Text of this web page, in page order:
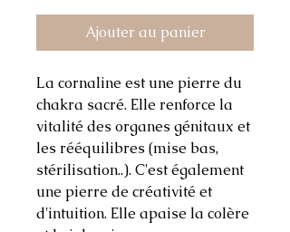
Ajouter au panier
La cornaline est une pierre du
chakra sacré. Elle renforce la
vitalité des organes génitaux et
les rééquilibres (mise bas,
stérilisation..). C'est également
une pierre de créativité et
d'intuition. Elle apaise la colère